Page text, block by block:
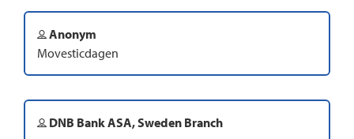
Anonym
Movesticdagen
DNB Bank ASA, Sweden Branch